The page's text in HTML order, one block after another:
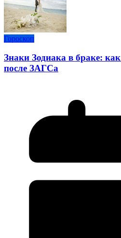
Гороскоп
Знаки Зодиака в браке:
после ЗАГСа